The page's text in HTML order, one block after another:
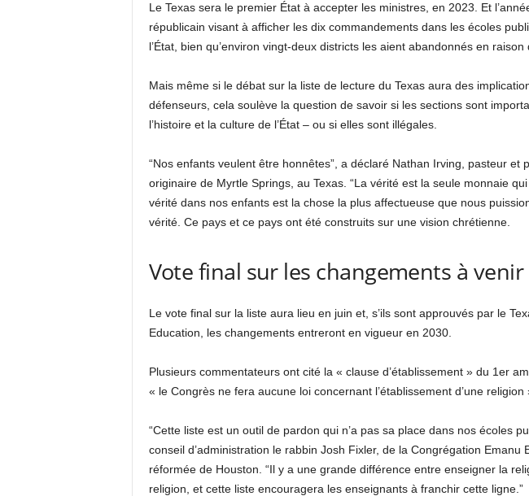
Le Texas sera le premier État à accepter les ministres, en 2023. Et
républicain visant à afficher les dix commandements dans les écoles
l’État, bien qu’environ vingt-deux districts les aient abandonnés en raison
Mais même si le débat sur la liste de lecture du Texas aura des
défenseurs, cela soulève la question de savoir si les sections sont
l’histoire et la culture de l’État – ou si elles sont illégales.
“Nos enfants veulent être honnêtes”, a déclaré Nathan Irving, pasteur et
originaire de Myrtle Springs, au Texas. “La vérité est la seule monnaie
vérité dans nos enfants est la chose la plus affectueuse que nous
vérité. Ce pays et ce pays ont été construits sur une vision chrétienne.
Vote final sur les changements à venir
Le vote final sur la liste aura lieu en juin et, s’ils sont approuvés par le
Education, les changements entreront en vigueur en 2030.
Plusieurs commentateurs ont cité la « clause d’établissement » du 1er
« le Congrès ne fera aucune loi concernant l’établissement d’une religion
“Cette liste est un outil de pardon qui n’a pas sa place dans nos écoles
conseil d’administration le rabbin Josh Fixler, de la Congrégation Emanu
réformée de Houston. “Il y a une grande différence entre enseigner la
religion, et cette liste encouragera les enseignants à franchir cette ligne.”